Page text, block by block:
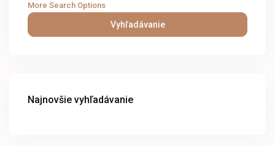
More Search Options
Vyhľadávanie
Najnovšie vyhľadávanie